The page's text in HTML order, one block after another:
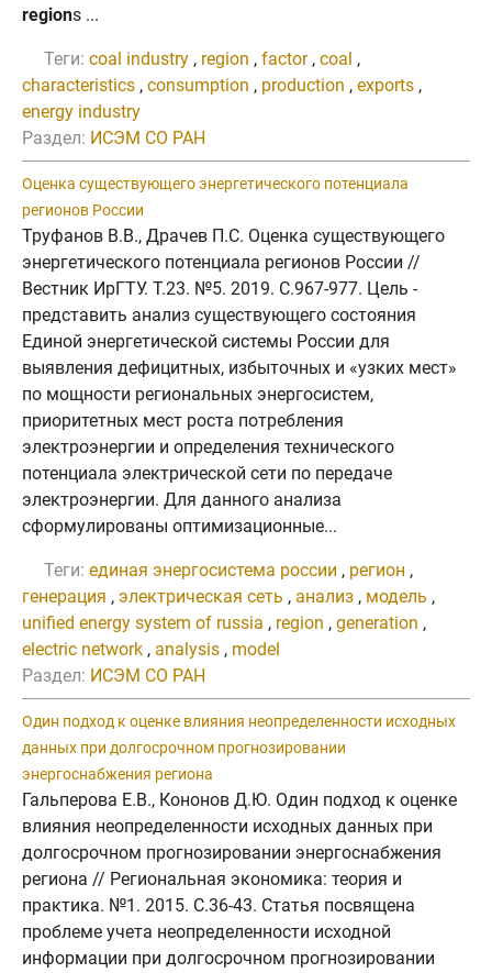
regions ...
Теги: coal industry , region , factor, coal ,
characteristics , consumption , production , exports ,
energy industry
Раздел: ИСЭМ СО РАН
Оценка существующего энергетического потенциала
регионов России
Труфанов В.В., Драчев П.С. Оценка существующего
энергетического потенциала регионов России //
Вестник ИрГТУ. Т.23. №5. 2019. C.967-977. Цель -
представить анализ существующего состояния
Единой энергетической системы России для
выявления дефицитных, избыточных и «узких мест»
по мощности региональных энергосистем,
приоритетных мест роста потребления
электроэнергии и определения технического
потенциала электрической сети по передаче
электроэнергии. Для данного анализа
сформулированы оптимизационные...
Теги: единая энергосистема россии , регион ,
генерация , электрическая сеть , анализ , модель ,
unified energy system of russia , region , generation ,
electric network , analysis , model
Раздел: ИСЭМ СО РАН
Один подход к оценке влияния неопределенности исходных
данных при долгосрочном прогнозировании
энергоснабжения региона
Гальперова Е.В., Кононов Д.Ю. Один подход к оценке
влияния неопределенности исходных данных при
долгосрочном прогнозировании энергоснабжения
региона // Региональная экономика: теория и
практика. №1. 2015. C.36-43. Статья посвящена
проблеме учета неопределенности исходной
информации при долгосрочном прогнозировании